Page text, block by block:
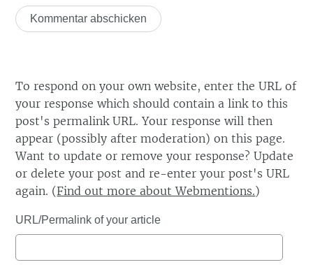
To respond on your own website, enter the URL of
your response which should contain a link to this
post's permalink URL. Your response will then
appear (possibly after moderation) on this page.
Want to update or remove your response? Update
or delete your post and re-enter your post's URL
again. (Find out more about Webmentions.)
URL/Permalink of your article